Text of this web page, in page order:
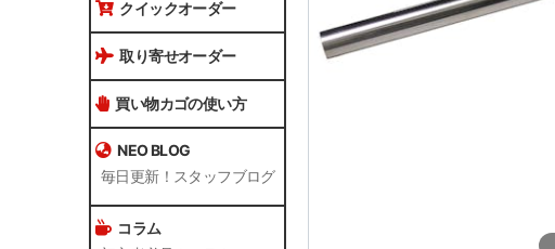
クイックオーダー
取り寄せオーダー
買い物カゴの使い方
NEO BLOG
毎日更新！スタッフブログ
コラム